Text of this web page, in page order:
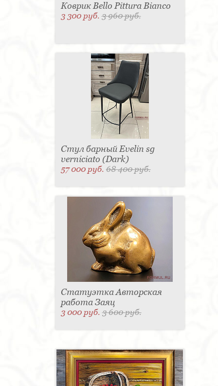
Коврик Bello Pittura Bianco
3 300 руб.3 960 руб.
Стул барный Evelin sg
verniciato (Dark)
57 000 руб.68 400 руб.
Статуэтка Авторская
работа Заяц
3 000 руб.3 600 руб.